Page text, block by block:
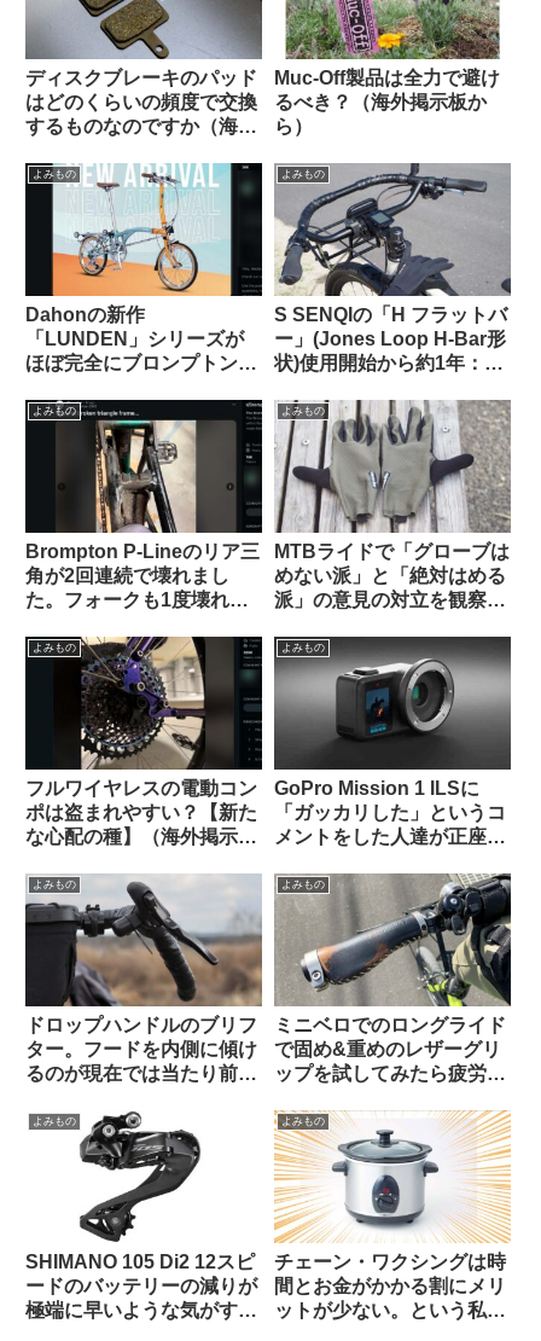
ディスクブレーキのパッド
はどのくらいの頻度で交換
するものなのですか（海外
Muc-Off製品は全力で避け
るべき？（海外掲示板か
ら）
よみもの
Dahonの新作
「LUNDEN」シリーズが
ほぼ完全にブロンプトンな
【Brompton vs.
Brompnot 最終戦争へ】
よみもの
S SENQIの「H フラットバ
ー」(Jones Loop H-Bar形
状)使用開始から約1年：両
くしてみた
よみもの
Brompton P-Lineのリア三
角が2回連続で壊れまし
た。フォークも1度壊れま
か？】（海外掲示板から）
よみもの
MTBライドで「グローブは
めない派」と「絶対はめる
派」の意見の対立を観察す
よみもの
フルワイヤレスの電動コン
ポは盗まれやすい？【新た
な心配の種】（海外掲示板
よみもの
GoPro Mission 1 ILSに
「ガッカリした」というコ
メントをした人達が正座さ
ッドを海外掲示板で発見
よみもの
ドロップハンドルのブリフ
ター。フードを内側に傾け
るのが現在では当たり前？
よみもの
ミニベロでのロングライド
で固め&重めのレザーグリ
ップを試してみたら疲労が
CYCLE GRIP】
よみもの
SHIMANO 105 Di2 12スピ
ードのバッテリーの減りが
極端に早いような気がする
よみもの
チェーン・ワクシングは時
間とお金がかかる割にメリ
ットが少ない。という私の